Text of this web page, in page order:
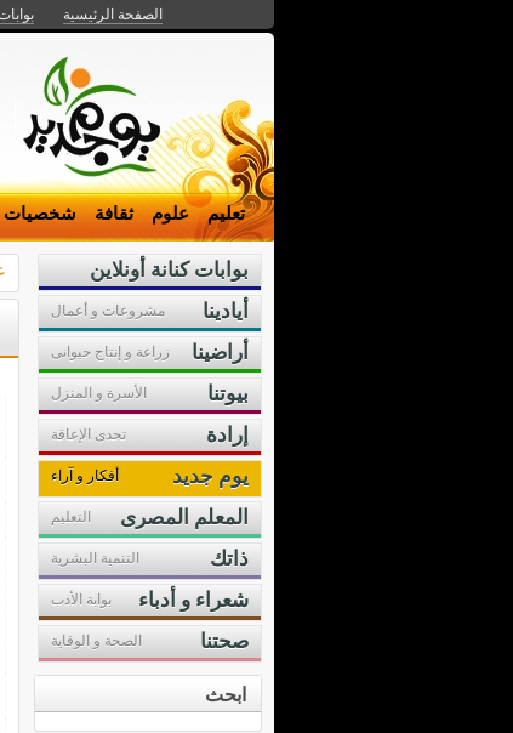
الصفحة الرئيسية
تعليم علوم ثقافة شخصيات
بوابات كنانة أونلاين
أيادينا
مشروعات و أعمال
أراضينا زراعة و إنتاج حيوانى
بيوتنا الأسرة و المنزل
إرادة تحدى الإعاقة
يوم جديد أفكار و آراء
المعلم المصرى التعليم
ذاتك التنمية البشرية
شعراء و أدباء بوابة الأدب
صحتنا الصحة و الوقاية
ابحث